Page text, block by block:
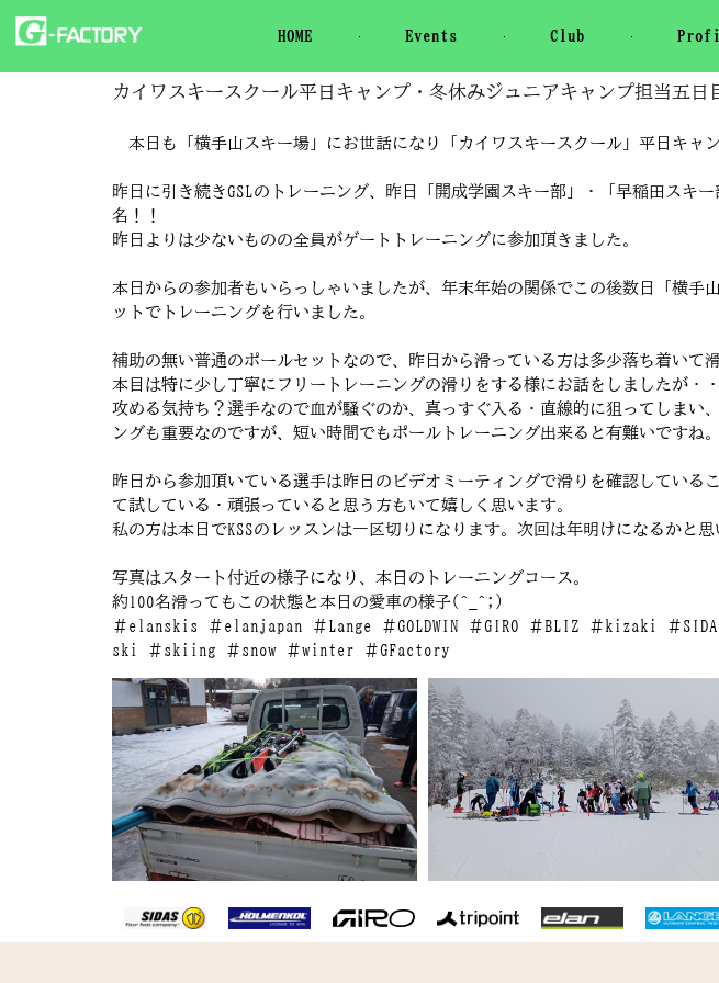
HOME Events Club
カイワスキースクール平日キャンプ・冬休みジュニアキャンプ担当五日
本日も「横手山スキー場」にお世話になり「カイワスキースクール」平日キャ
昨日に引き続きGSLのトレーニング、昨日「開成学園スキー部」・「早稲田スキ
名！！
昨日よりは少ないものの全員がゲートトレーニングに参加頂きました。
本日からの参加者もいらっしゃいましたが、年末年始の関係でこの後数日「横
ットでトレーニングを行いました。
補助の無い普通のポールセットなので、昨日から滑っている方は多少落ち着い
本目は特に少し丁寧にフリートレーニングの滑りをする様にお話をしましたが・・
攻める気持ち？選手なので血が騒ぐのか、真っすぐ入る・直線的に狙ってしま
ングも重要なのですが、短い時間でもポールトレーニング出来ると有難いですね。
昨日から参加頂いている選手は昨日のビデオミーティングで滑りを確認してい
て試している・頑張っていると思う方もいて嬉しく思います。
私の方は本日でKSSのレッスンは一区切りになります。次回は年明けになるかと
写真はスタート付近の様子になり、本日のトレーニングコース。
約100名滑ってもこの状態と本日の愛車の様子(^_^;)
＃elanskis ＃elanjapan ＃Lange ＃GOLDWIN ＃GIRO ＃BLIZ ＃kizaki ＃SIDAS
ski ＃skiing ＃snow ＃winter ＃GFactory